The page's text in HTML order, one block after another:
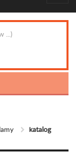
katalog